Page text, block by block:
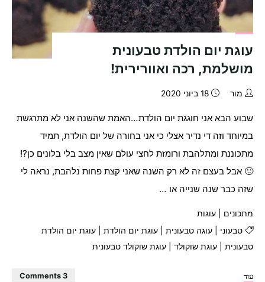
עוגת יום הולדת טבעונית
מושלמת, רכה ואוורירית!
מור 18 ביוני 2020
שבוע הבא אני חוגגת יום הולדת…האמת שהשנה אני לא מתרגשת
במיוחד וזה די נדיר אצלי כי אני בחורה של יום הולדת, תמיד
מתכוננת ומתלהבת ורומזת לחצי עולם שאין מצב בלי בלונים כן?!
🙂 אבל בעצם זה לא רק השנה שאני קצת פחות נלהבת, נראה לי
שזה כבר שנה שנייה או …
מתכונים
עוגות
טבעוני
עוגה טבעונית| עוגת יום הולדת| עוגת יום הולדת
טבעונית |עוגת שוקולד |עוגת שוקולד טבעונית
עוד"עוגת
3 Comments